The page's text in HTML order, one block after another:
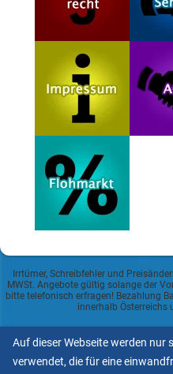
Irrtümer, Schreibfehler und
MWSt. Angebote gültig solange der
bitte telefonisch erfragen! Bezahlung
innerhalb Österreichs
Auf dieser Webseite werden nur
verwendet, die für eine